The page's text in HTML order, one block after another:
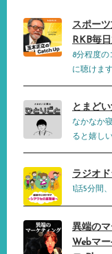
スポー
RKB毎
8分程度の
に聴けます
とまど
なかなか
ると嬉し
ラジオ
1話5分間
異端の
Webマ